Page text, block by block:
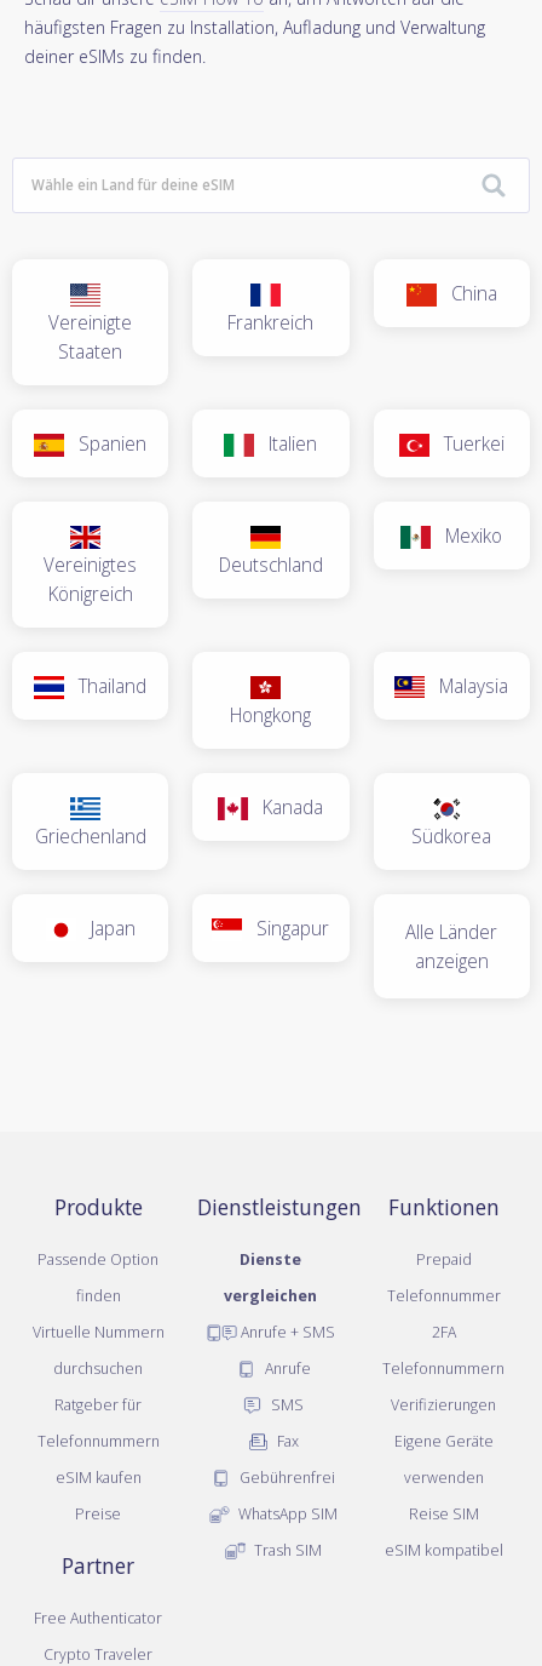
häufigsten Fragen zu Installation, Aufladung und Verwaltung
deiner eSIMs zu finden.
Vereinigte
Staaten
Frankreich
China
Spanien Italien Tuerkei
Vereinigtes
Königreich
Deutschland
Mexiko
Thailand
Hongkong
Malaysia
Griechenland
Kanada
Südkorea
Japan Singapur
Alle Länder
anzeigen
Produkte
Passende Option
finden
Virtuelle Nummern
durchsuchen
Ratgeber für
Telefonnummern
eSIM kaufen
Preise
Partner
Free Authenticator
Crypto Traveler
Dienstleistungen
Dienste
vergleichen
Anrufe + SMS
Anrufe
SMS
Fax
Gebührenfrei
WhatsApp SIM
Trash SIM
Funktionen
Prepaid
Telefonnummer
2FA
Telefonnummern
Verifizierungen
Eigene Geräte
verwenden
Reise SIM
eSIM kompatibel